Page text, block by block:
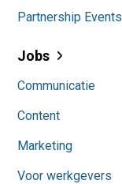
Partnership Events
Jobs
Communicatie
Content
Marketing
Voor werkgevers